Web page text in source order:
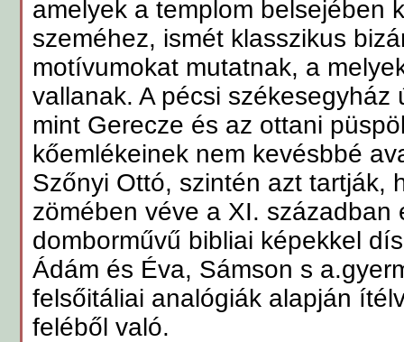
amelyek a templom belsejében
szeméhez, ismét klasszikus
motívumokat mutatnak, a
vallanak. A pécsi székesegyház
mint Gerecze és az ottani
kőemlékeinek nem kevésbbé
Szőnyi Ottó, szintén azt tartják,
zömében véve a XI. században
domborművű bibliai képekkel
Ádám és Éva, Sámson s
felsőitáliai analógiák alapján
feléből való.